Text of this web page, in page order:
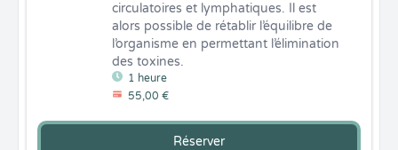
1 heure
55,00 €
circulatoires et lymphatiques. Il est
alors possible de rétablir l’équilibre de
l’organisme en permettant l’élimination
des toxines.
Réserver